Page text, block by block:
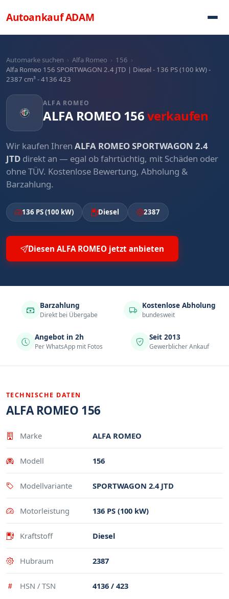
AutoankaufADAM
Automarke suchen › Alfa Romeo › 156 ›
Alfa Romeo 156 SPORTWAGON 2.4 JTD | Diesel - 136 PS (100 kW) -
2387 cm³ - 4136 423
ALFA ROMEO
ALFA ROMEO 156verkaufen
Wir kaufen Ihren ALFA ROMEO SPORTWAGON 2.4
JTD direkt an — egal ob fahrtüchtig, mit Schäden oder
ohne TÜV. Kostenlose Bewertung, Abholung &
Barzahlung.
136 PS (100 kW) Diesel 2387
Diesen ALFA ROMEO jetzt anbieten
Barzahlung
Direkt bei Übergabe
Kostenlose Abholung
bundesweit
Angebot in 2h
Per WhatsApp mit Fotos
Seit 2013
Gewerblicher Ankauf
TECHNISCHE DATEN
ALFA ROMEO 156
Eigenschaft
Marke ALFA ROMEO
Modell 156
Modellvariante SPORTWAGON 2.4 JTD
Motorleistung 136 PS (100 kW)
Kraftstoff Diesel
Hubraum 2387
HSN / TSN 4136 / 423